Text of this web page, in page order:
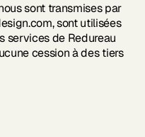
sont transmises par
sont utilisées
services de Redureau
cession à des tiers